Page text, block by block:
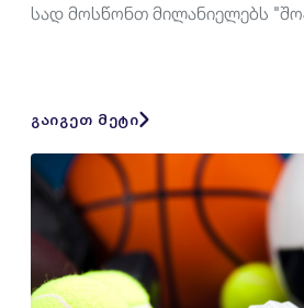
სად მოსწონთ მილანიელებს
გაიგეთ მეტი